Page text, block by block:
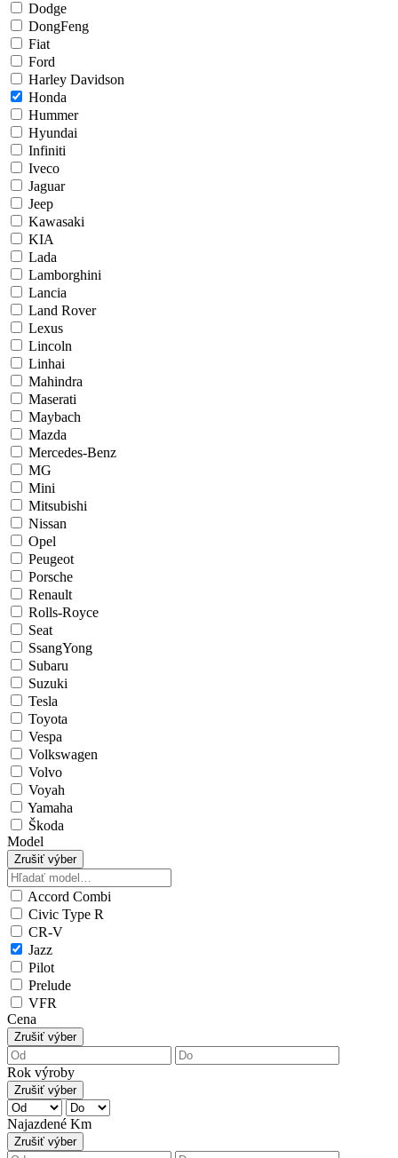
Dodge
DongFeng
Fiat
Ford
Harley Davidson
Honda
Hummer
Hyundai
Infiniti
Iveco
Jaguar
Jeep
Kawasaki
KIA
Lada
Lamborghini
Lancia
Land Rover
Lexus
Lincoln
Linhai
Mahindra
Maserati
Maybach
Mazda
Mercedes-Benz
MG
Mini
Mitsubishi
Nissan
Opel
Peugeot
Porsche
Renault
Rolls-Royce
Seat
SsangYong
Subaru
Suzuki
Tesla
Toyota
Vespa
Volkswagen
Volvo
Voyah
Yamaha
Škoda
Model
Zrušiť výber
Accord Combi
Civic Type R
CR-V
Jazz
Pilot
Prelude
VFR
Cena
Zrušiť výber
Rok výroby
Zrušiť výber
Najazdené Km
Zrušiť výber